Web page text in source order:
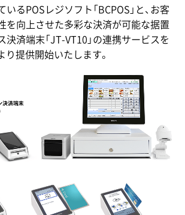
るPOSレジソフト「BCPOS」と、お客
を向上させた多彩な決済が可能な据置
決済端末「JT-VT10」の連携サービスを
り提供開始いたします。